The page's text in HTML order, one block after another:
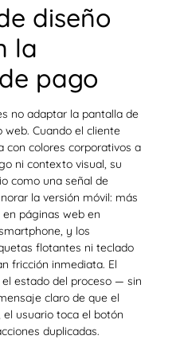
diseño
la
pago
no adaptar la pantalla de
web. Cuando el cliente
con colores corporativos a
ni contexto visual, su
como una señal de
la versión móvil: más
páginas web en
y los
flotantes ni teclado
fricción inmediata. El
estado del proceso — sin
claro de que el
usuario toca el botón
duplicadas.